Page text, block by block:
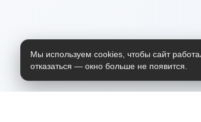
Мы используем cookies, чтобы сайт
отказаться — окно больше не появится.